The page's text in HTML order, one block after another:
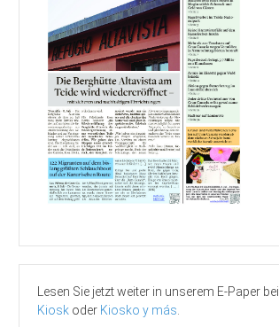
Lesen Sie jetzt weiter in unserem E-Paper bei
Kiosk oder Kiosko y más